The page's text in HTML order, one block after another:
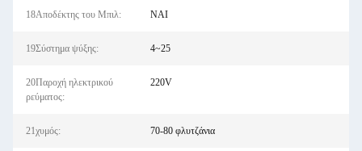
18Αποδέκτης του Μπιλ: ΝΑΙ
19Σύστημα ψύξης: 4~25
20Παροχή ηλεκτρικού
ρεύματος:
220V
21χυμός: 70-80 φλυτζάνια